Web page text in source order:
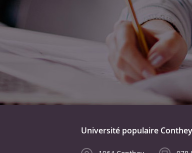
Université populaire